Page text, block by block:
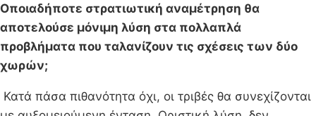
Οποιαδήποτε στρατιωτική αναμέτρηση θα
αποτελούσε μόνιμη λύση στα πολλαπλά
προβλήματα που ταλανίζουν τις σχέσεις των δύο
χωρών;
Κατά πάσα πιθανότητα όχι, οι τριβές θα συνεχίζονται